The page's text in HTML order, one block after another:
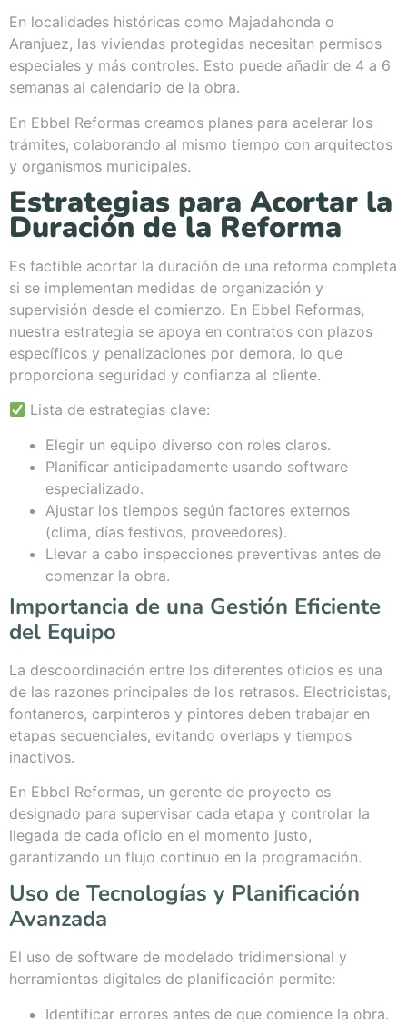
En localidades históricas como Majadahonda o
Aranjuez, las viviendas protegidas necesitan permisos
especiales y más controles. Esto puede añadir de 4 a 6
semanas al calendario de la obra.
En Ebbel Reformas creamos planes para acelerar los
trámites, colaborando al mismo tiempo con arquitectos
y organismos municipales.
Estrategias para Acortar la
Duración de la Reforma
Es factible acortar la duración de una reforma completa
si se implementan medidas de organización y
supervisión desde el comienzo. En Ebbel Reformas,
nuestra estrategia se apoya en contratos con plazos
específicos y penalizaciones por demora, lo que
proporciona seguridad y confianza al cliente.
Lista de estrategias clave:
Elegir un equipo diverso con roles claros.
Planificar anticipadamente usando software
especializado.
Ajustar los tiempos según factores externos
(clima, días festivos, proveedores).
Llevar a cabo inspecciones preventivas antes de
comenzar la obra.
Importancia de una Gestión Eficiente
del Equipo
La descoordinación entre los diferentes oficios es una
de las razones principales de los retrasos. Electricistas,
fontaneros, carpinteros y pintores deben trabajar en
etapas secuenciales, evitando overlaps y tiempos
inactivos.
En Ebbel Reformas, un gerente de proyecto es
designado para supervisar cada etapa y controlar la
llegada de cada oficio en el momento justo,
garantizando un flujo continuo en la programación.
Uso de Tecnologías y Planificación
Avanzada
El uso de software de modelado tridimensional y
herramientas digitales de planificación permite:
Identificar errores antes de que comience la obra.